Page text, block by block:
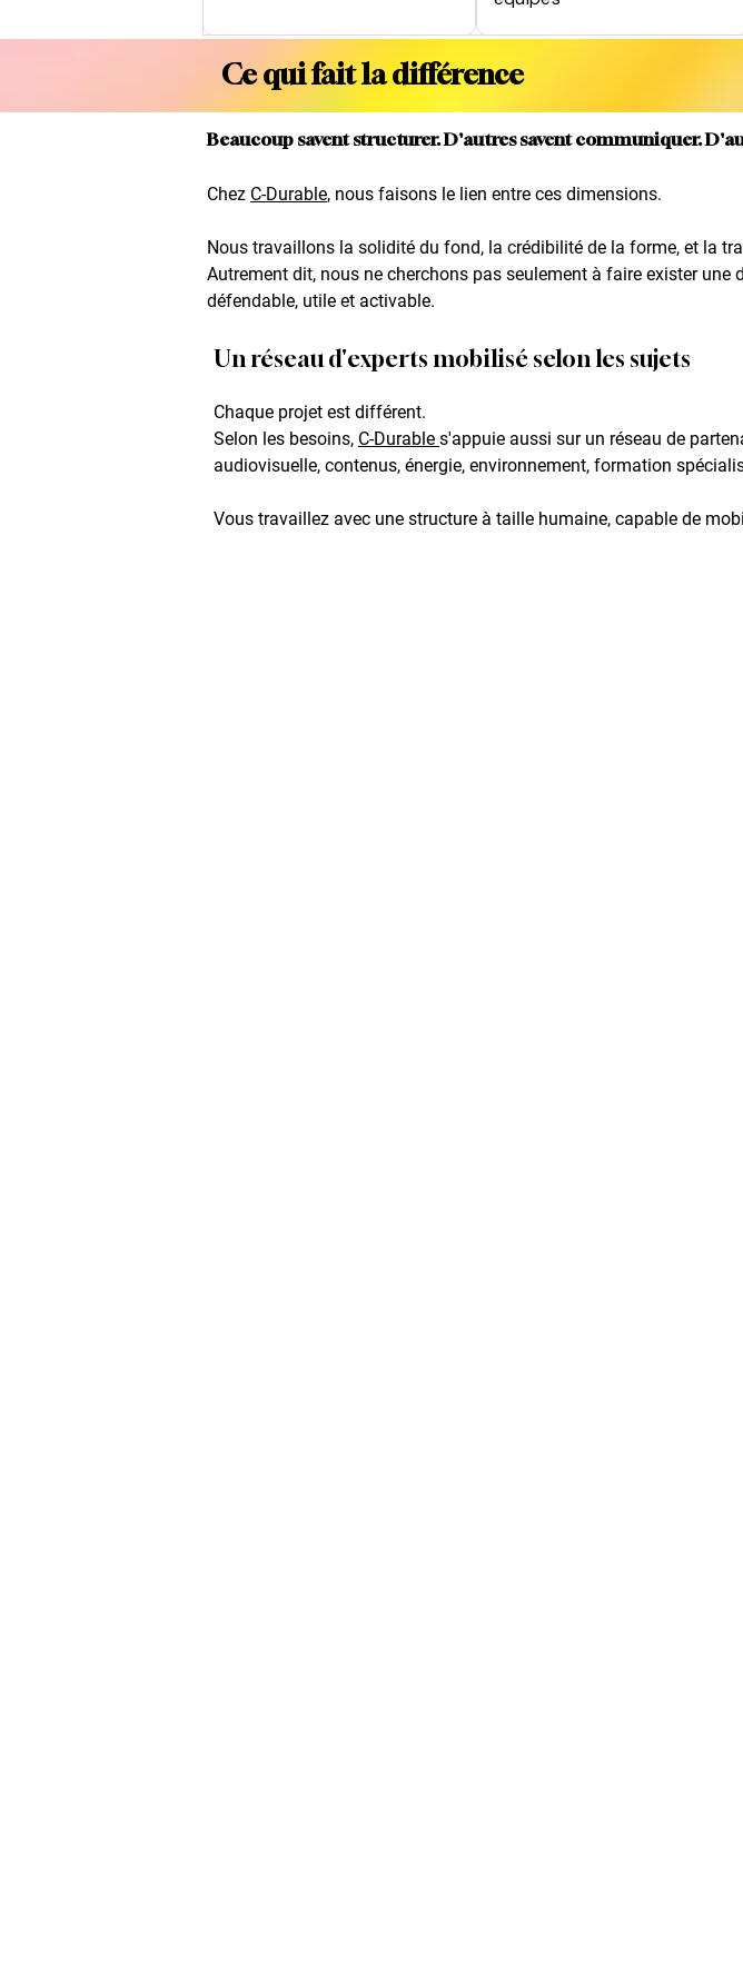
Ce qui fait la différence
Beaucoup savent structurer. D'autres savent communiquer.
Chez C-Durable, nous faisons le lien entre ces dimensions.
Nous travaillons la solidité du fond, la crédibilité de la forme, et la
Autrement dit, nous ne cherchons pas seulement à faire exister
défendable, utile et activable.
Un réseau d'experts mobilisé selon les sujets
Chaque projet est différent.
Selon les besoins, C-Durable s'appuie aussi sur un réseau de
audiovisuelle, contenus, énergie, environnement, formation
Vous travaillez avec une structure à taille humaine, capable de